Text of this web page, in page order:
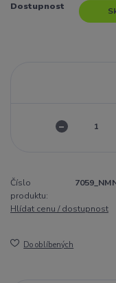
Dostupnost
Číslo
produktu:
Hlídat cenu / dostupnost
Do oblíbených